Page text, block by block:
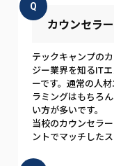
Q
カウンセラ
テックキャンプの
ジー業界を知るIT
ーです。通常の人
ラミングはもちろ
い方が多いです。
当校のカウンセラ
ントでマッチした